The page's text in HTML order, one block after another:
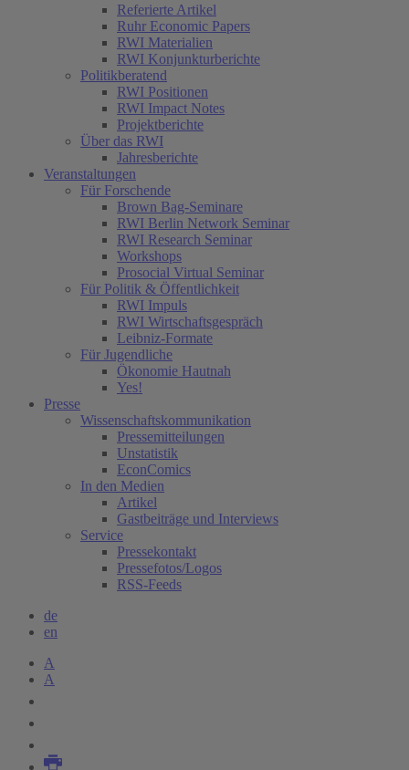
Referierte Artikel
Ruhr Economic Papers
RWI Materialien
RWI Konjunkturberichte
Politikberatend
RWI Positionen
RWI Impact Notes
Projektberichte
Über das RWI
Jahresberichte
Veranstaltungen
Für Forschende
Brown Bag-Seminare
RWI Berlin Network Seminar
RWI Research Seminar
Workshops
Prosocial Virtual Seminar
Für Politik & Öffentlichkeit
RWI Impuls
RWI Wirtschaftsgespräch
Leibniz-Formate
Für Jugendliche
Ökonomie Hautnah
Yes!
Presse
Wissenschaftskommunikation
Pressemitteilungen
Unstatistik
EconComics
In den Medien
Artikel
Gastbeiträge und Interviews
Service
Pressekontakt
Pressefotos/Logos
RSS-Feeds
de
en
A
A